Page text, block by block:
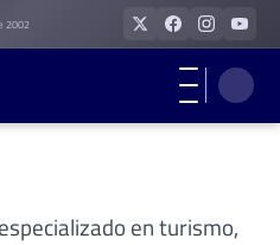
2002
en turismo,